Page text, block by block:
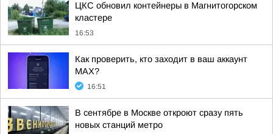
ЦКС обновил контейнеры в Магнитогорском
кластере
16:53
Как проверить, кто заходит в ваш аккаунт
МАХ?
16:51
В сентябре в Москве откроют сразу пять
новых станций метро